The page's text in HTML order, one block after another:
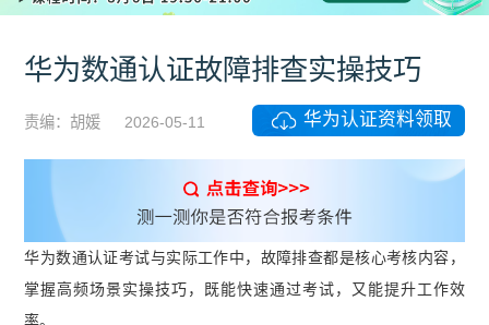
华为数通认证故障排查实操技巧
责编：胡媛 2026-05-11 华为认证资料领取
华为数通认证考试与实际工作中，故障排查都是核心考核内容，
掌握高频场景实操技巧，既能快速通过考试，又能提升工作效
率。